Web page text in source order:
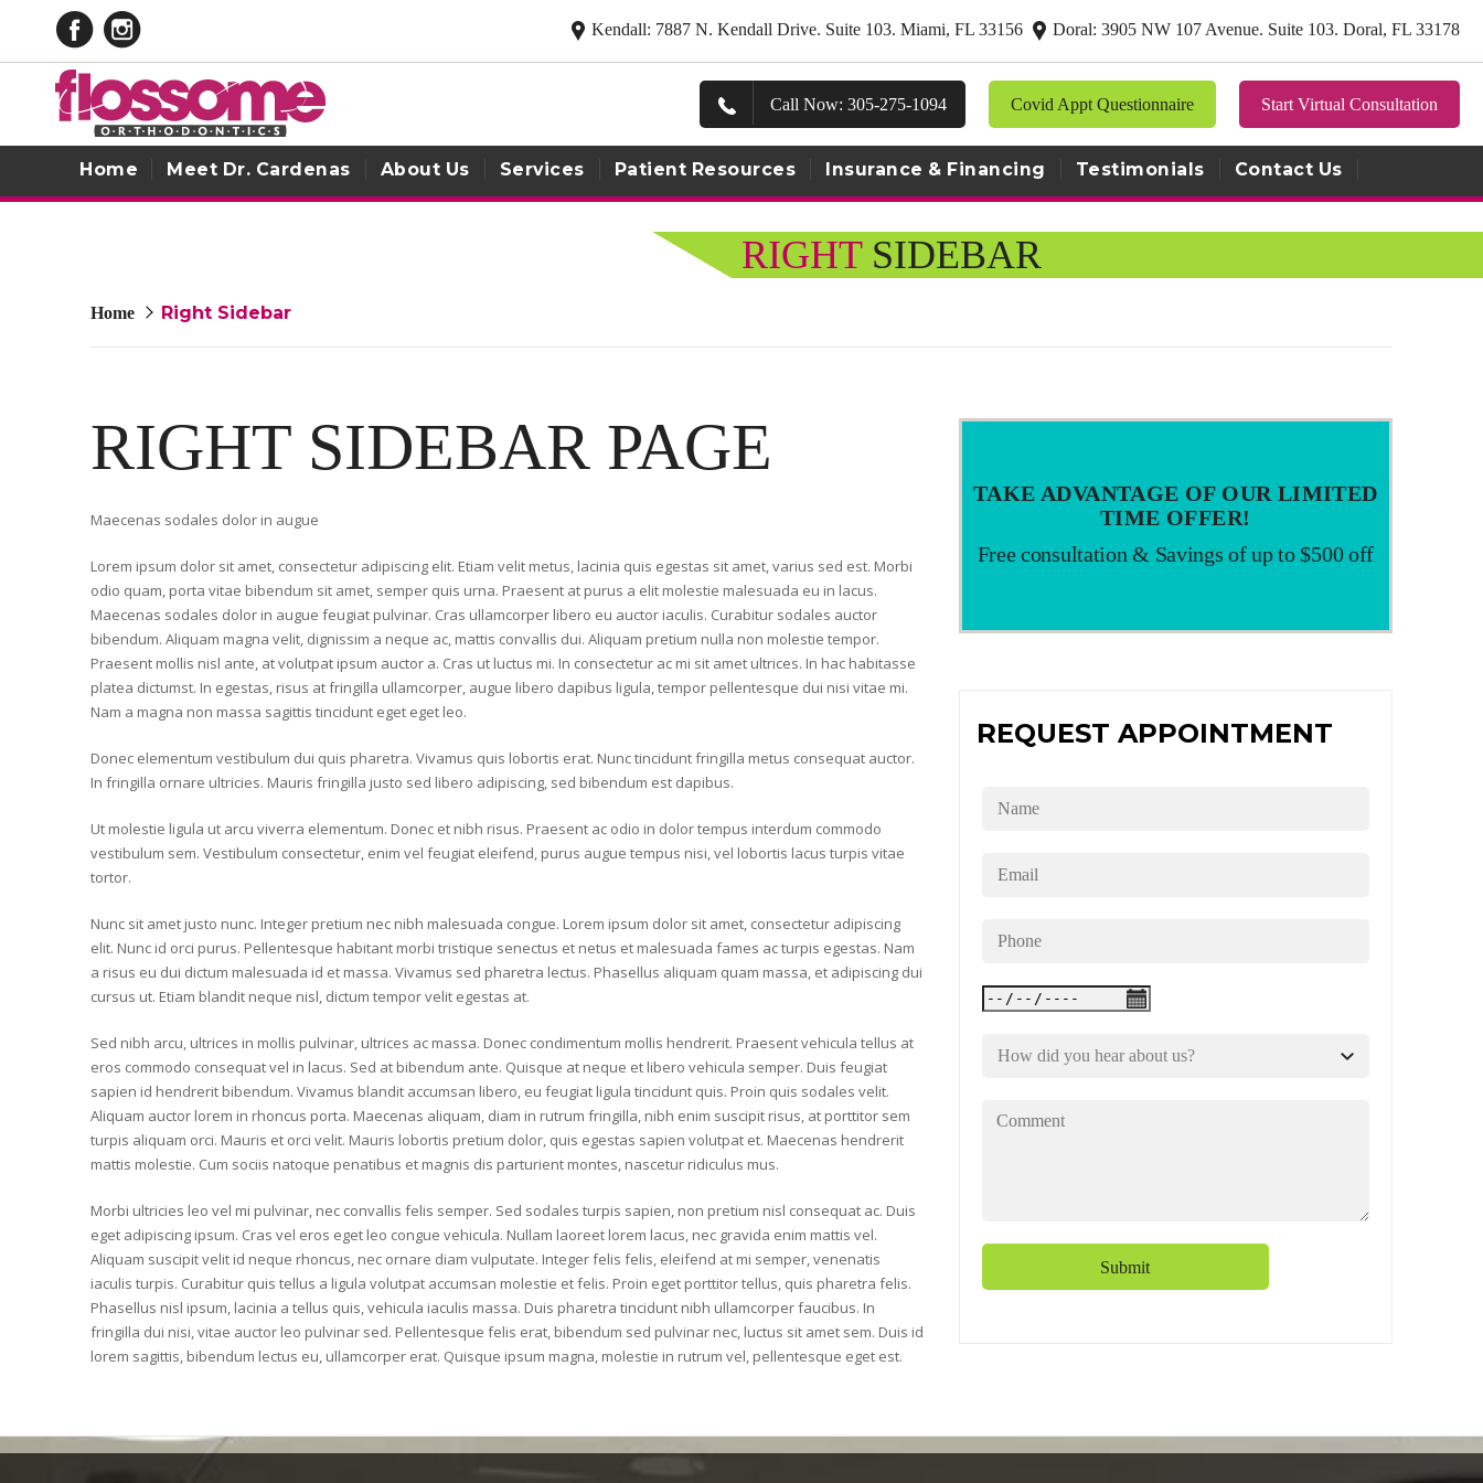
Kendall: 7887 N. Kendall Drive. Suite 103. Miami, FL 33156 Doral: 3905 NW 107 Avenue. Suite 103. Doral, FL 33178
Call Now: 305-275-1094 Covid Appt Questionnaire Start Virtual Consultation
Home Meet Dr. Cardenas About Us Services Patient Resources Insurance & Financing Testimonials
Contact Us
RIGHTSIDEBAR
Home Right Sidebar
RIGHT SIDEBAR PAGE
Maecenas sodales dolor in augue
Lorem ipsum dolor sit amet, consectetur adipiscing elit. Etiam velit metus, lacinia quis egestas sit amet, varius sed est. Morbi
odio quam, porta vitae bibendum sit amet, semper quis urna. Praesent at purus a elit molestie malesuada eu in lacus.
Maecenas sodales dolor in augue feugiat pulvinar. Cras ullamcorper libero eu auctor iaculis. Curabitur sodales auctor
bibendum. Aliquam magna velit, dignissim a neque ac, mattis convallis dui. Aliquam pretium nulla non molestie tempor.
Praesent mollis nisl ante, at volutpat ipsum auctor a. Cras ut luctus mi. In consectetur ac mi sit amet ultrices. In hac habitasse
platea dictumst. In egestas, risus at fringilla ullamcorper, augue libero dapibus ligula, tempor pellentesque dui nisi vitae mi.
Nam a magna non massa sagittis tincidunt eget eget leo.
Donec elementum vestibulum dui quis pharetra. Vivamus quis lobortis erat. Nunc tincidunt fringilla metus consequat auctor.
In fringilla ornare ultricies. Mauris fringilla justo sed libero adipiscing, sed bibendum est dapibus.
Ut molestie ligula ut arcu viverra elementum. Donec et nibh risus. Praesent ac odio in dolor tempus interdum commodo
vestibulum sem. Vestibulum consectetur, enim vel feugiat eleifend, purus augue tempus nisi, vel lobortis lacus turpis vitae
tortor.
Nunc sit amet justo nunc. Integer pretium nec nibh malesuada congue. Lorem ipsum dolor sit amet, consectetur adipiscing
elit. Nunc id orci purus. Pellentesque habitant morbi tristique senectus et netus et malesuada fames ac turpis egestas. Nam
a risus eu dui dictum malesuada id et massa. Vivamus sed pharetra lectus. Phasellus aliquam quam massa, et adipiscing dui
cursus ut. Etiam blandit neque nisl, dictum tempor velit egestas at.
Sed nibh arcu, ultrices in mollis pulvinar, ultrices ac massa. Donec condimentum mollis hendrerit. Praesent vehicula tellus at
eros commodo consequat vel in lacus. Sed at bibendum ante. Quisque at neque et libero vehicula semper. Duis feugiat
sapien id hendrerit bibendum. Vivamus blandit accumsan libero, eu feugiat ligula tincidunt quis. Proin quis sodales velit.
Aliquam auctor lorem in rhoncus porta. Maecenas aliquam, diam in rutrum fringilla, nibh enim suscipit risus, at porttitor sem
turpis aliquam orci. Mauris et orci velit. Mauris lobortis pretium dolor, quis egestas sapien volutpat et. Maecenas hendrerit
mattis molestie. Cum sociis natoque penatibus et magnis dis parturient montes, nascetur ridiculus mus.
Morbi ultricies leo vel mi pulvinar, nec convallis felis semper. Sed sodales turpis sapien, non pretium nisl consequat ac. Duis
eget adipiscing ipsum. Cras vel eros eget leo congue vehicula. Nullam laoreet lorem lacus, nec gravida enim mattis vel.
Aliquam suscipit velit id neque rhoncus, nec ornare diam vulputate. Integer felis felis, eleifend at mi semper, venenatis
iaculis turpis. Curabitur quis tellus a ligula volutpat accumsan molestie et felis. Proin eget porttitor tellus, quis pharetra felis.
Phasellus nisl ipsum, lacinia a tellus quis, vehicula iaculis massa. Duis pharetra tincidunt nibh ullamcorper faucibus. In
fringilla dui nisi, vitae auctor leo pulvinar sed. Pellentesque felis erat, bibendum sed pulvinar nec, luctus sit amet sem. Duis id
lorem sagittis, bibendum lectus eu, ullamcorper erat. Quisque ipsum magna, molestie in rutrum vel, pellentesque eget est.
TAKE ADVANTAGE OF OUR LIMITED
TIME OFFER!
Free consultation & Savings of up to $500 off
REQUEST APPOINTMENT